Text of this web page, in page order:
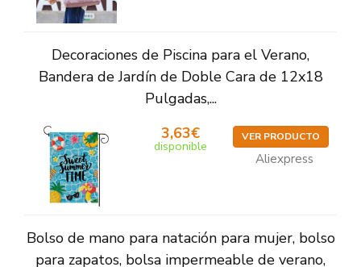
Decoraciones de Piscina para el Verano,
Bandera de Jardín de Doble Cara de 12x18
Pulgadas,...
3,63€
disponible
VER PRODUCTO
Aliexpress
Bolso de mano para natación para mujer, bolso
para zapatos, bolsa impermeable de verano,